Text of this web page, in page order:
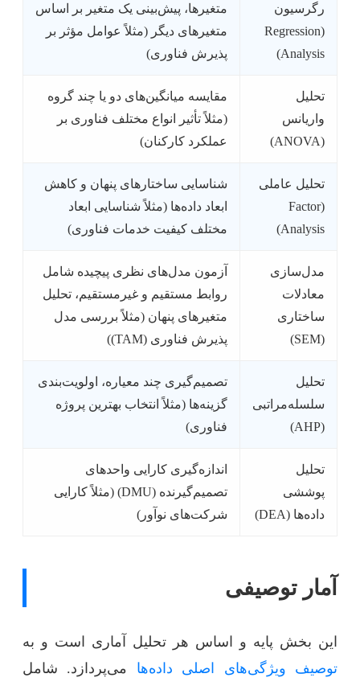
رگرسیون
(Regression
Analysis)
متغیرها، پیش‌بینی یک متغیر بر اساس
متغیرهای دیگر (مثلاً عوامل مؤثر بر
پذیرش فناوری)
تحلیل
واریانس
(ANOVA)
مقایسه میانگین‌های دو یا چند گروه
(مثلاً تأثیر انواع مختلف فناوری بر
عملکرد کارکنان)
تحلیل عاملی
(Factor
Analysis)
شناسایی ساختارهای پنهان و کاهش
ابعاد داده‌ها (مثلاً شناسایی ابعاد
مختلف کیفیت خدمات فناوری)
مدل‌سازی
معادلات
ساختاری
(SEM)
آزمون مدل‌های نظری پیچیده شامل
روابط مستقیم و غیرمستقیم، تحلیل
متغیرهای پنهان (مثلاً بررسی مدل
پذیرش فناوری (TAM))
تحلیل
سلسله‌مراتبی
(AHP)
تصمیم‌گیری چند معیاره، اولویت‌بندی
گزینه‌ها (مثلاً انتخاب بهترین پروژه
فناوری)
تحلیل
پوششی
داده‌ها (DEA)
اندازه‌گیری کارایی واحدهای
تصمیم‌گیرنده (DMU) (مثلاً کارایی
شرکت‌های نوآور)
آمار توصیفی
این بخش پایه و اساس هر تحلیل آماری است و به
توصیف ویژگی‌های اصلی داده‌ها می‌پردازد. شامل